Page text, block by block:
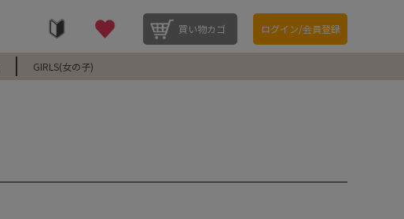
買い物カゴ ログイン/会員登録
GIRLS(女の子)